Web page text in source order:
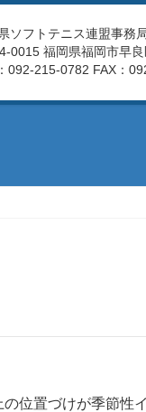
ソフトテニス連盟事務
0015 福岡県福岡市早
092-215-0782 FAX：
位置づけが季節性